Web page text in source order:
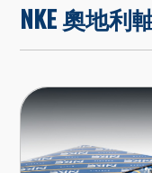
NKE 奧地利